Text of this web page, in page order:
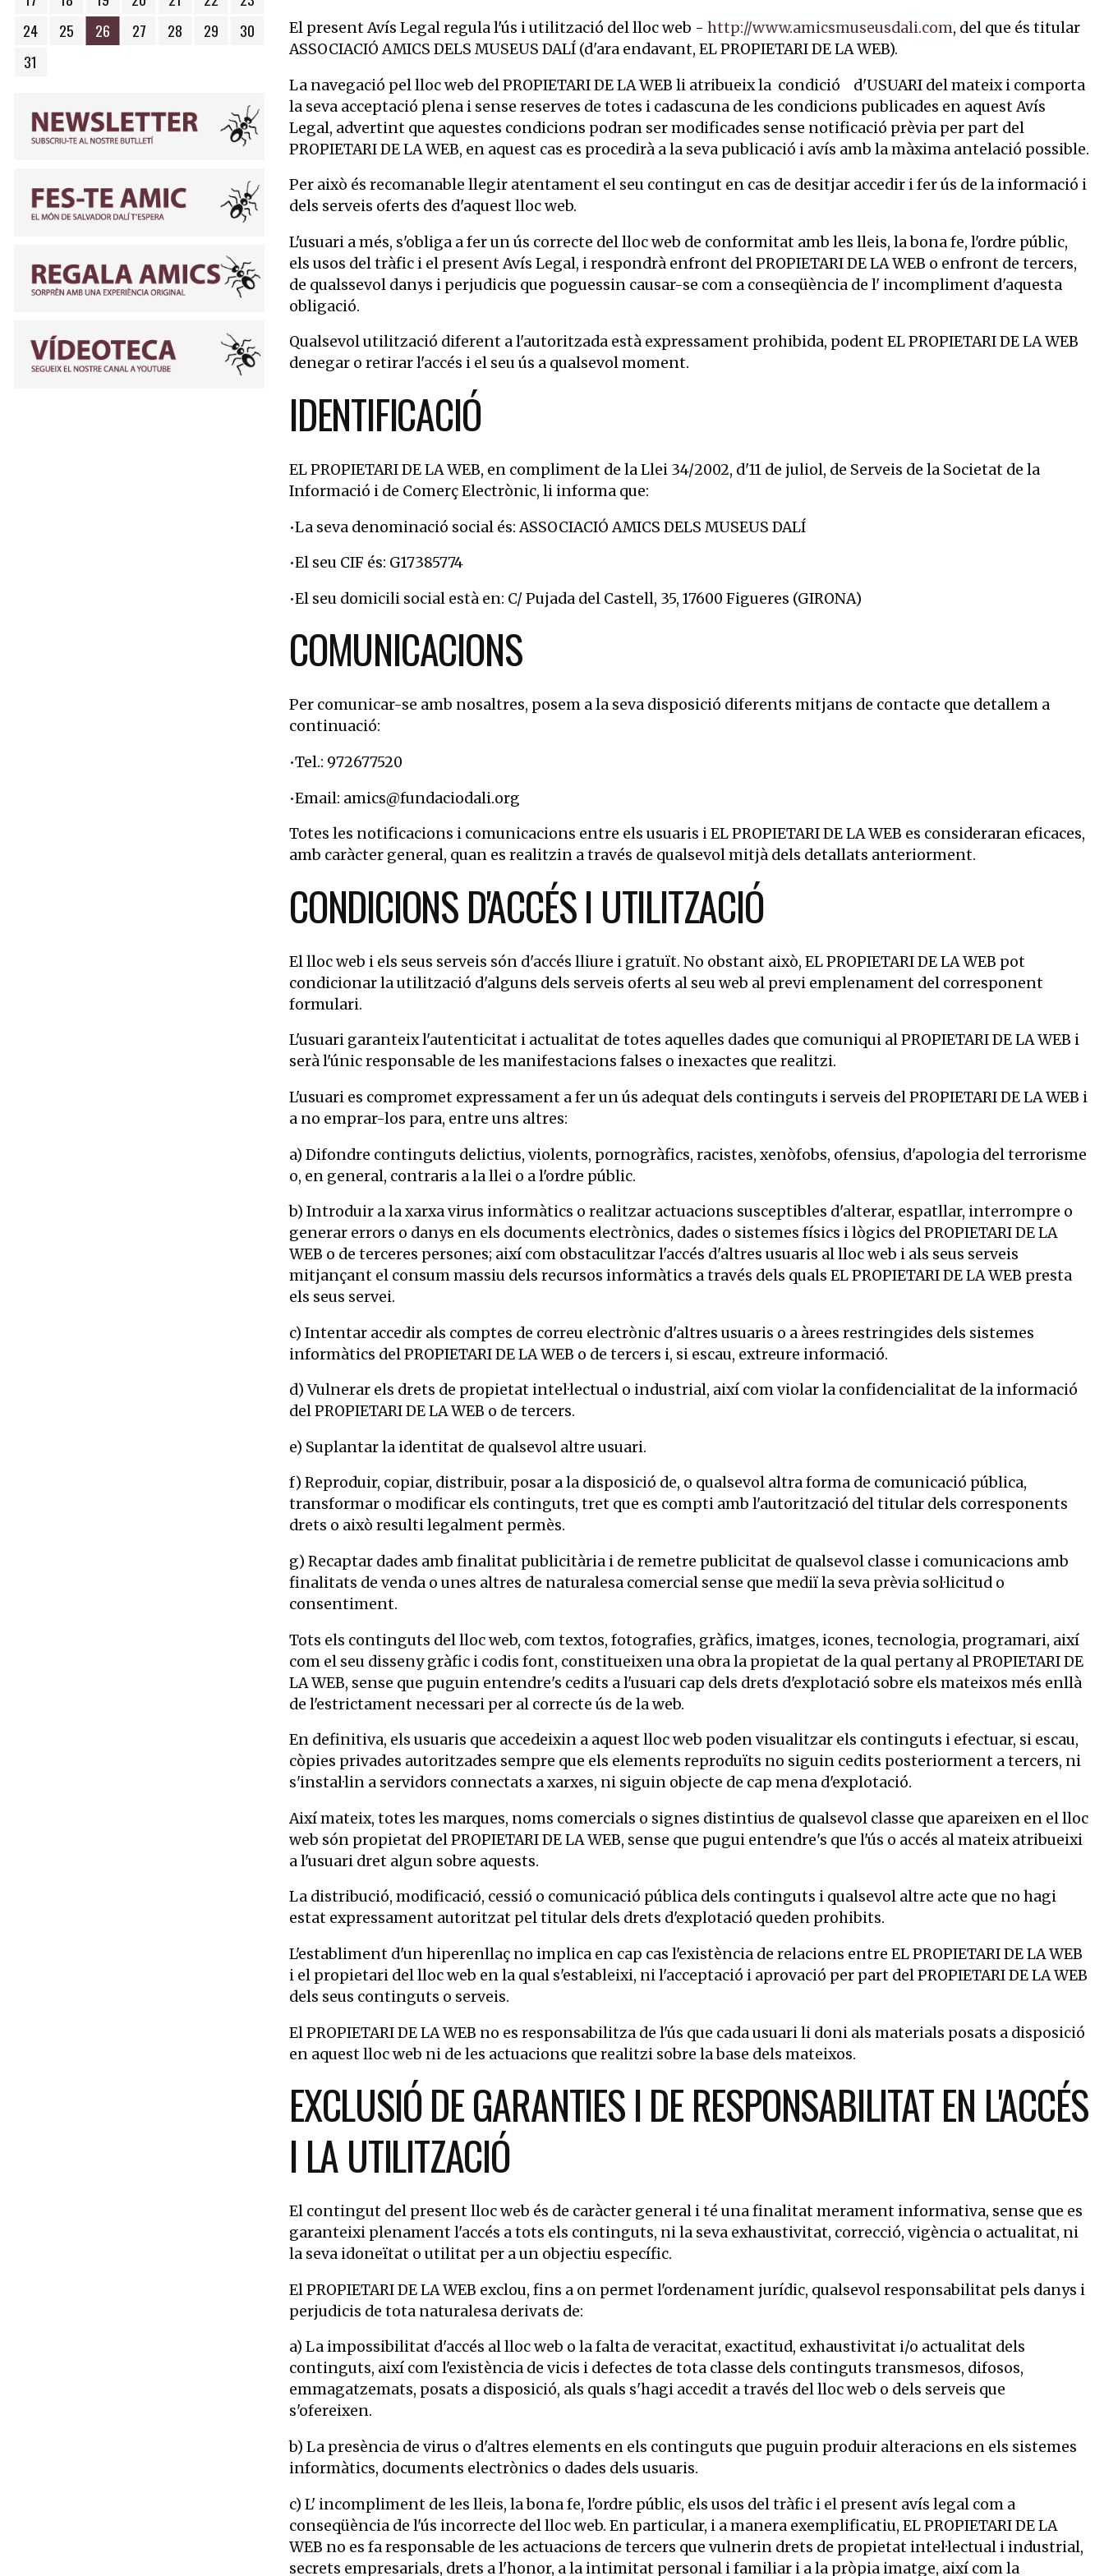
El present Avís Legal regula l'ús i utilització del lloc web - http://www.amicsmuseusdali.com, del que és titular
ASSOCIACIÓ AMICS DELS MUSEUS DALÍ (d'ara endavant, EL PROPIETARI DE LA WEB).
La navegació pel lloc web del PROPIETARI DE LA WEB li atribueix la condició d'USUARI del mateix i comporta
la seva acceptació plena i sense reserves de totes i cadascuna de les condicions publicades en aquest Avís
Legal, advertint que aquestes condicions podran ser modificades sense notificació prèvia per part del
PROPIETARI DE LA WEB, en aquest cas es procedirà a la seva publicació i avís amb la màxima antelació possible.
Per això és recomanable llegir atentament el seu contingut en cas de desitjar accedir i fer ús de la informació i
dels serveis oferts des d'aquest lloc web.
L'usuari a més, s'obliga a fer un ús correcte del lloc web de conformitat amb les lleis, la bona fe, l'ordre públic,
els usos del tràfic i el present Avís Legal, i respondrà enfront del PROPIETARI DE LA WEB o enfront de tercers,
de qualssevol danys i perjudicis que poguessin causar-se com a conseqüència de l' incompliment d'aquesta
obligació.
Qualsevol utilització diferent a l'autoritzada està expressament prohibida, podent EL PROPIETARI DE LA WEB
denegar o retirar l'accés i el seu ús a qualsevol moment.
IDENTIFICACIÓ
EL PROPIETARI DE LA WEB, en compliment de la Llei 34/2002, d'11 de juliol, de Serveis de la Societat de la
Informació i de Comerç Electrònic, li informa que:
•La seva denominació social és: ASSOCIACIÓ AMICS DELS MUSEUS DALÍ
•El seu CIF és: G17385774
•El seu domicili social està en: C/ Pujada del Castell, 35, 17600 Figueres (GIRONA)
COMUNICACIONS
Per comunicar-se amb nosaltres, posem a la seva disposició diferents mitjans de contacte que detallem a
continuació:
•Tel.: 972677520
•Email: amics@fundaciodali.org
Totes les notificacions i comunicacions entre els usuaris i EL PROPIETARI DE LA WEB es consideraran eficaces,
amb caràcter general, quan es realitzin a través de qualsevol mitjà dels detallats anteriorment.
CONDICIONS D'ACCÉS I UTILITZACIÓ
El lloc web i els seus serveis són d'accés lliure i gratuït. No obstant això, EL PROPIETARI DE LA WEB pot
condicionar la utilització d'alguns dels serveis oferts al seu web al previ emplenament del corresponent
formulari.
L'usuari garanteix l'autenticitat i actualitat de totes aquelles dades que comuniqui al PROPIETARI DE LA WEB i
serà l'únic responsable de les manifestacions falses o inexactes que realitzi.
L'usuari es compromet expressament a fer un ús adequat dels continguts i serveis del PROPIETARI DE LA WEB i
a no emprar-los para, entre uns altres:
a) Difondre continguts delictius, violents, pornogràfics, racistes, xenòfobs, ofensius, d'apologia del terrorisme
o, en general, contraris a la llei o a l'ordre públic.
b) Introduir a la xarxa virus informàtics o realitzar actuacions susceptibles d'alterar, espatllar, interrompre o
generar errors o danys en els documents electrònics, dades o sistemes físics i lògics del PROPIETARI DE LA
WEB o de terceres persones; així com obstaculitzar l'accés d'altres usuaris al lloc web i als seus serveis
mitjançant el consum massiu dels recursos informàtics a través dels quals EL PROPIETARI DE LA WEB presta
els seus servei.
c) Intentar accedir als comptes de correu electrònic d'altres usuaris o a àrees restringides dels sistemes
informàtics del PROPIETARI DE LA WEB o de tercers i, si escau, extreure informació.
d) Vulnerar els drets de propietat intel·lectual o industrial, així com violar la confidencialitat de la informació
del PROPIETARI DE LA WEB o de tercers.
e) Suplantar la identitat de qualsevol altre usuari.
f) Reproduir, copiar, distribuir, posar a la disposició de, o qualsevol altra forma de comunicació pública,
transformar o modificar els continguts, tret que es compti amb l'autorització del titular dels corresponents
drets o això resulti legalment permès.
g) Recaptar dades amb finalitat publicitària i de remetre publicitat de qualsevol classe i comunicacions amb
finalitats de venda o unes altres de naturalesa comercial sense que mediï la seva prèvia sol·licitud o
consentiment.
Tots els continguts del lloc web, com textos, fotografies, gràfics, imatges, icones, tecnologia, programari, així
com el seu disseny gràfic i codis font, constitueixen una obra la propietat de la qual pertany al PROPIETARI DE
LA WEB, sense que puguin entendre's cedits a l'usuari cap dels drets d'explotació sobre els mateixos més enllà
de l'estrictament necessari per al correcte ús de la web.
En definitiva, els usuaris que accedeixin a aquest lloc web poden visualitzar els continguts i efectuar, si escau,
còpies privades autoritzades sempre que els elements reproduïts no siguin cedits posteriorment a tercers, ni
s'instal·lin a servidors connectats a xarxes, ni siguin objecte de cap mena d'explotació.
Així mateix, totes les marques, noms comercials o signes distintius de qualsevol classe que apareixen en el lloc
web són propietat del PROPIETARI DE LA WEB, sense que pugui entendre's que l'ús o accés al mateix atribueixi
a l'usuari dret algun sobre aquests.
La distribució, modificació, cessió o comunicació pública dels continguts i qualsevol altre acte que no hagi
estat expressament autoritzat pel titular dels drets d'explotació queden prohibits.
L'establiment d'un hiperenllaç no implica en cap cas l'existència de relacions entre EL PROPIETARI DE LA WEB
i el propietari del lloc web en la qual s'estableixi, ni l'acceptació i aprovació per part del PROPIETARI DE LA WEB
dels seus continguts o serveis.
El PROPIETARI DE LA WEB no es responsabilitza de l'ús que cada usuari li doni als materials posats a disposició
en aquest lloc web ni de les actuacions que realitzi sobre la base dels mateixos.
EXCLUSIÓ DE GARANTIES I DE RESPONSABILITAT EN L'ACCÉS
I LA UTILITZACIÓ
El contingut del present lloc web és de caràcter general i té una finalitat merament informativa, sense que es
garanteixi plenament l'accés a tots els continguts, ni la seva exhaustivitat, correcció, vigència o actualitat, ni
la seva idoneïtat o utilitat per a un objectiu específic.
El PROPIETARI DE LA WEB exclou, fins a on permet l'ordenament jurídic, qualsevol responsabilitat pels danys i
perjudicis de tota naturalesa derivats de:
a) La impossibilitat d'accés al lloc web o la falta de veracitat, exactitud, exhaustivitat i/o actualitat dels
continguts, així com l'existència de vicis i defectes de tota classe dels continguts transmesos, difosos,
emmagatzemats, posats a disposició, als quals s'hagi accedit a través del lloc web o dels serveis que
s'ofereixen.
b) La presència de virus o d'altres elements en els continguts que puguin produir alteracions en els sistemes
informàtics, documents electrònics o dades dels usuaris.
c) L' incompliment de les lleis, la bona fe, l'ordre públic, els usos del tràfic i el present avís legal com a
conseqüència de l'ús incorrecte del lloc web. En particular, i a manera exemplificatiu, EL PROPIETARI DE LA
WEB no es fa responsable de les actuacions de tercers que vulnerin drets de propietat intel·lectual i industrial,
secrets empresarials, drets a l'honor, a la intimitat personal i familiar i a la pròpia imatge, així com la
24
25
26
27 28 29
30
31